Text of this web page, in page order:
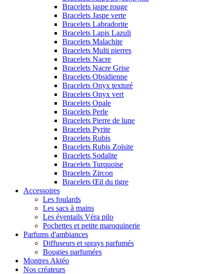
Bracelets jaspe rouge
Bracelets Jaspe verte
Bracelets Labradorite
Bracelets Lapis Lazuli
Bracelets Malachite
Bracelets Multi pierres
Bracelets Nacre
Bracelets Nacre Grise
Bracelets Obsidienne
Bracelets Onyx texturé
Bracelets Onyx vert
Bracelets Opale
Bracelets Perle
Bracelets Pierre de lune
Bracelets Pyrite
Bracelets Rubis
Bracelets Rubis Zoïsite
Bracelets Sodalite
Bracelets Turquoise
Bracelets Zircon
Bracelets Œil du tigre
Accessoires
Les foulards
Les sacs à mains
Les éventails Véra pilo
Pochettes et petite maroquinerie
Parfums d'ambiances
Diffuseurs et sprays parfumés
Bougies parfumées
Montres Aktéo
Nos créateurs